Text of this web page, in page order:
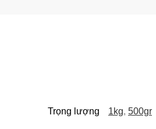
Trọng lượng 1kg, 500gr